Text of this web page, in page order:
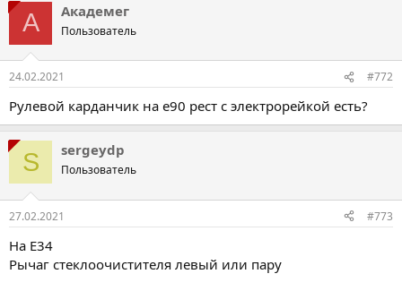
А Академег
Пользователь
24.02.2021 #772
Рулевой карданчик на е90 рест с электрорейкой есть?
S sergeydp
Пользователь
27.02.2021 #773
На Е34
Рычаг стеклоочистителя левый или пару